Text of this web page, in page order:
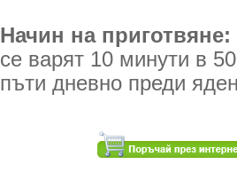
Начин на приготвяне:
се варят 10 минути в
пъти дневно преди